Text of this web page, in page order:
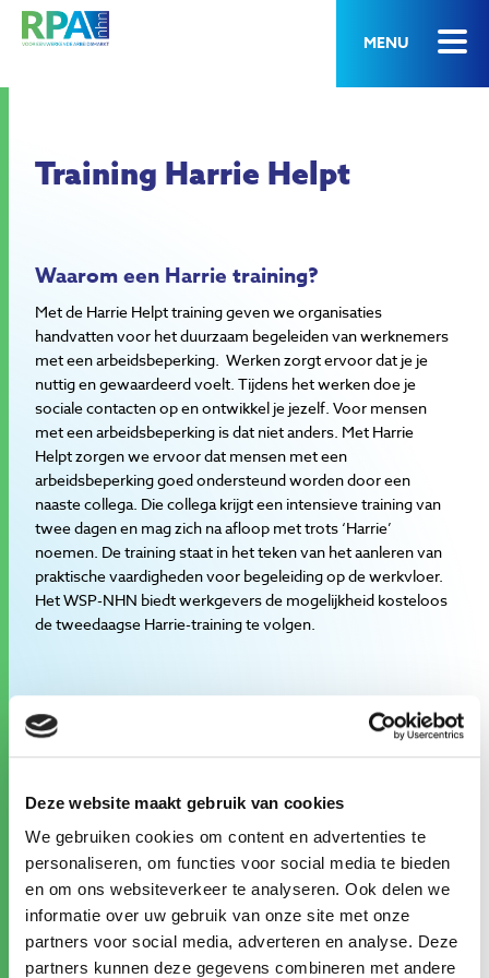
Deze website maakt gebruik van cookies
We gebruiken cookies om content en advertenties te
personaliseren, om functies voor social media te bieden
en om ons websiteverkeer te analyseren. Ook delen we
informatie over uw gebruik van onze site met onze
partners voor social media, adverteren en analyse. Deze
partners kunnen deze gegevens combineren met andere
MENU
Training Harrie Helpt
Waarom een Harrie training?
Met de Harrie Helpt training geven we organisaties
handvatten voor het duurzaam begeleiden van werknemers
met een arbeidsbeperking. Werken zorgt ervoor dat je je
nuttig en gewaardeerd voelt. Tijdens het werken doe je
sociale contacten op en ontwikkel je jezelf. Voor mensen
met een arbeidsbeperking is dat niet anders. Met Harrie
Helpt zorgen we ervoor dat mensen met een
arbeidsbeperking goed ondersteund worden door een
naaste collega. Die collega krijgt een intensieve training van
twee dagen en mag zich na afloop met trots ‘Harrie’
noemen. De training staat in het teken van het aanleren van
praktische vaardigheden voor begeleiding op de werkvloer.
Het WSP-NHN biedt werkgevers de mogelijkheid kosteloos
de tweedaagse Harrie-training te volgen.